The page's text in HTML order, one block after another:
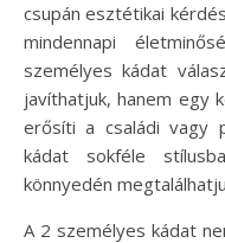
csupán esztétikai
mindennapi
személyes kádat
javíthatjuk, hanem egy
erősíti a családi vagy
kádat sokféle
könnyedén
A 2 személyes kádat